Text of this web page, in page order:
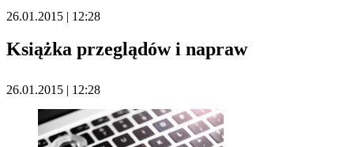
26.01.2015 | 12:28
Książka przeglądów i napraw
26.01.2015 | 12:28